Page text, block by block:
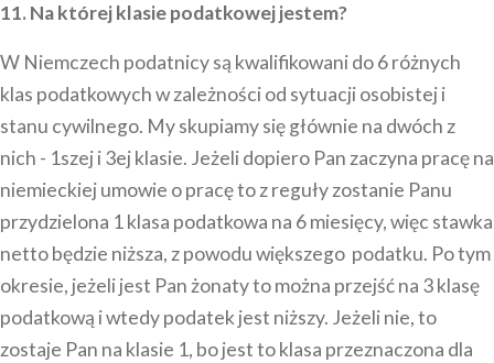
11. Na której klasie podatkowej jestem?
W Niemczech podatnicy są kwalifikowani do 6 różnych
klas podatkowych w zależności od sytuacji osobistej i
stanu cywilnego. My skupiamy się głównie na dwóch z
nich - 1szej i 3ej klasie. Jeżeli dopiero Pan zaczyna pracę na
niemieckiej umowie o pracę to z reguły zostanie Panu
przydzielona 1 klasa podatkowa na 6 miesięcy, więc stawka
netto będzie niższa, z powodu większego podatku. Po tym
okresie, jeżeli jest Pan żonaty to można przejść na 3 klasę
podatkową i wtedy podatek jest niższy. Jeżeli nie, to
zostaje Pan na klasie 1, bo jest to klasa przeznaczona dla